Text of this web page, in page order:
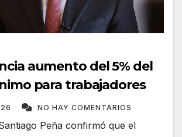
aumento del 5% del
para trabajadores
NO HAY COMENTARIOS
Peña confirmó que el